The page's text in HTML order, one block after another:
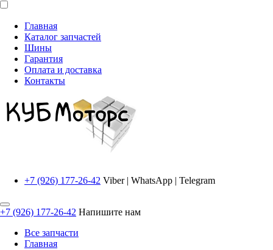
Главная
Каталог запчастей
Шины
Гарантия
Оплата и доставка
Контакты
+7 (926) 177-26-42 Viber | WhatsApp | Telegram
+7 (926) 177-26-42 Напишите нам
Все запчасти
Главная